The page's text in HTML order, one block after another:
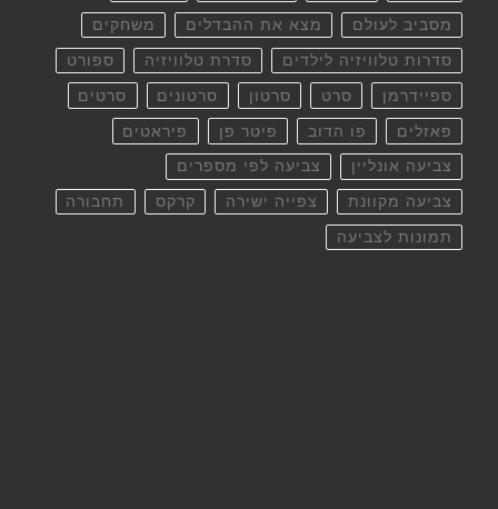
מסביב לעולם מצא את ההבדלים משחקים
סדרות טלוויזיה לילדים סדרת טלוויזיה ספורט
ספיידרמן סרט סרטון סרטונים סרטים
פאזלים פו הדוב פיטר פן פיראטים
צביעה אונליין צביעה לפי מספרים
צביעה מקוונת צפייה ישירה קרקס תחבורה
תמונות לצביעה